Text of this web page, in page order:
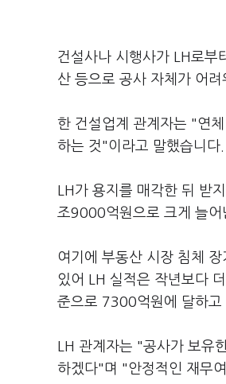
건설사나 시행사가 LH로부
산 등으로 공사 자체가 어
한 건설업계 관계자는 "연
하는 것"이라고 말했습니다.
LH가 용지를 매각한 뒤
조9000억원으로 크게 늘어
여기에 부동산 시장 침체
있어 LH 실적은 작년보다
준으로 7300억원에 달하고
LH 관계자는 "공사가 보유
하겠다"며 "안정적인 재무